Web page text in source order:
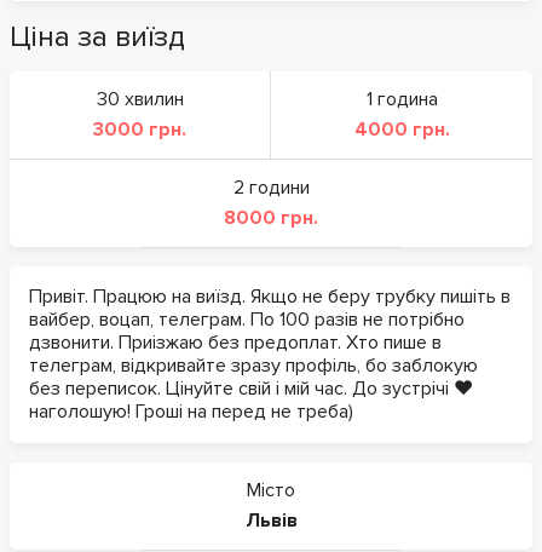
Ціна за виїзд
30 хвилин
3000 грн.
1 година
4000 грн.
2 години
8000 грн.
Привіт. Працюю на виїзд. Якщо не беру трубку пишіть в
вайбер, воцап, телеграм. По 100 разів не потрібно
дзвонити. Приізжаю без предоплат. Хто пише в
телеграм, відкривайте зразу профіль, бо заблокую
без переписок. Цінуйте свій і мій час. До зустрічі ❤️
наголошую! Гроші на перед не треба)
Місто
Львів